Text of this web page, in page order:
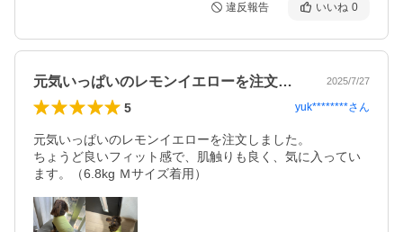
違反報告 いいね 0
元気いっぱいのレモンイエローを注文しま… 2025/7/27
5 yuk********さん
元気いっぱいのレモンイエローを注文しました。
ちょうど良いフィット感で、肌触りも良く、気に入ってい
ます。（6.8kg Ｍサイズ着用）